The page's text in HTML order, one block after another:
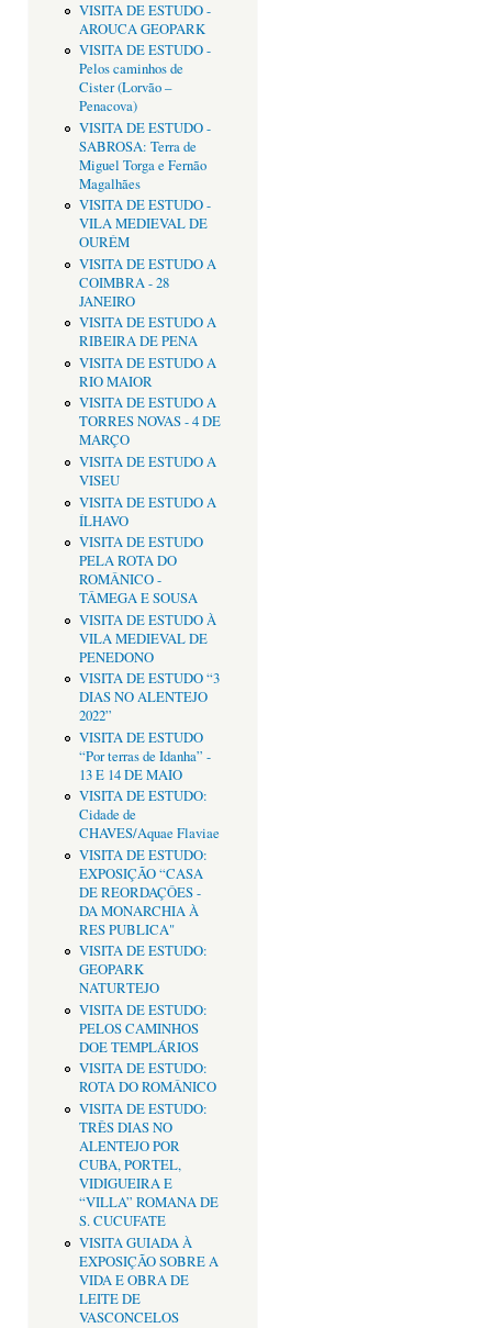
VISITA DE ESTUDO -
AROUCA GEOPARK
VISITA DE ESTUDO -
Pelos caminhos de
Cister (Lorvão –
Penacova)
VISITA DE ESTUDO -
SABROSA: Terra de
Miguel Torga e Fernão
Magalhães
VISITA DE ESTUDO -
VILA MEDIEVAL DE
OURÉM
VISITA DE ESTUDO A
COIMBRA - 28
JANEIRO
VISITA DE ESTUDO A
RIBEIRA DE PENA
VISITA DE ESTUDO A
RIO MAIOR
VISITA DE ESTUDO A
TORRES NOVAS - 4 DE
MARÇO
VISITA DE ESTUDO A
VISEU
VISITA DE ESTUDO A
ÍLHAVO
VISITA DE ESTUDO
PELA ROTA DO
ROMÂNICO -
TÂMEGA E SOUSA
VISITA DE ESTUDO À
VILA MEDIEVAL DE
PENEDONO
VISITA DE ESTUDO “3
DIAS NO ALENTEJO
2022”
VISITA DE ESTUDO
“Por terras de Idanha” -
13 E 14 DE MAIO
VISITA DE ESTUDO:
Cidade de
CHAVES/Aquae Flaviae
VISITA DE ESTUDO:
EXPOSIÇÃO “CASA
DE REORDAÇÔES -
DA MONARCHIA À
RES PUBLICA"
VISITA DE ESTUDO:
GEOPARK
NATURTEJO
VISITA DE ESTUDO:
PELOS CAMINHOS
DOE TEMPLÁRIOS
VISITA DE ESTUDO:
ROTA DO ROMÂNICO
VISITA DE ESTUDO:
TRÊS DIAS NO
ALENTEJO POR
CUBA, PORTEL,
VIDIGUEIRA E
“VILLA” ROMANA DE
S. CUCUFATE
VISITA GUIADA À
EXPOSIÇÃO SOBRE A
VIDA E OBRA DE
LEITE DE
VASCONCELOS